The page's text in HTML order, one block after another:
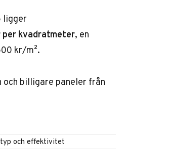
ligger
per kvadratmeter, en
kr/m².
och billigare paneler från
och effektivitet